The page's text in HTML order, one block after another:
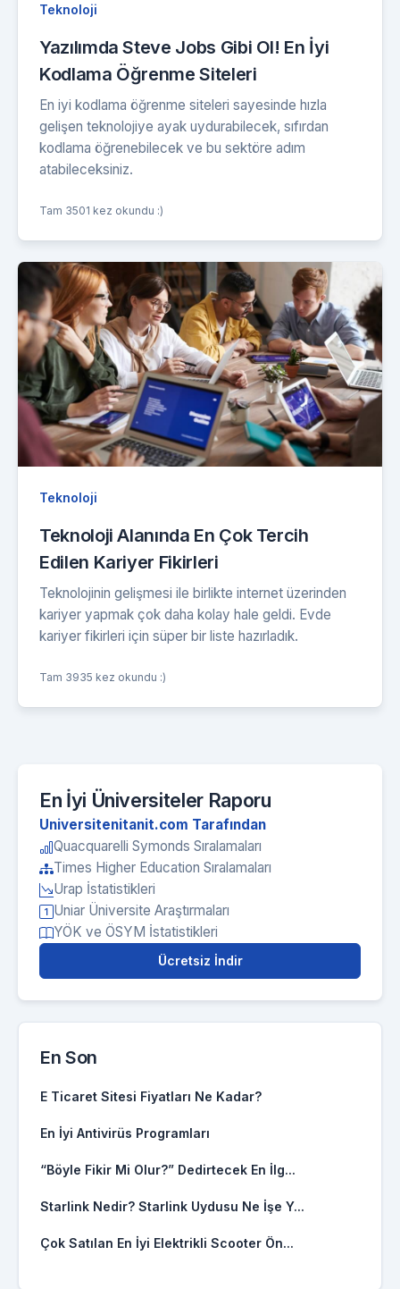
Teknoloji
Yazılımda Steve Jobs Gibi Ol! En İyi
Kodlama Öğrenme Siteleri
En iyi kodlama öğrenme siteleri sayesinde hızla
gelişen teknolojiye ayak uydurabilecek, sıfırdan
kodlama öğrenebilecek ve bu sektöre adım
atabileceksiniz.
Tam 3501 kez okundu :)
Teknoloji
Teknoloji Alanında En Çok Tercih
Edilen Kariyer Fikirleri
Teknolojinin gelişmesi ile birlikte internet üzerinden
kariyer yapmak çok daha kolay hale geldi. Evde
kariyer fikirleri için süper bir liste hazırladık.
Tam 3935 kez okundu :)
En İyi Üniversiteler Raporu
Universitenitanit.com Tarafından
Quacquarelli Symonds Sıralamaları
Times Higher Education Sıralamaları
Urap İstatistikleri
Uniar Üniversite Araştırmaları
YÖK ve ÖSYM İstatistikleri
Ücretsiz İndir
En Son
E Ticaret Sitesi Fiyatları Ne Kadar?
En İyi Antivirüs Programları
“Böyle Fikir Mi Olur?” Dedirtecek En İlg...
Starlink Nedir? Starlink Uydusu Ne İşe Y...
Çok Satılan En İyi Elektrikli Scooter Ön...